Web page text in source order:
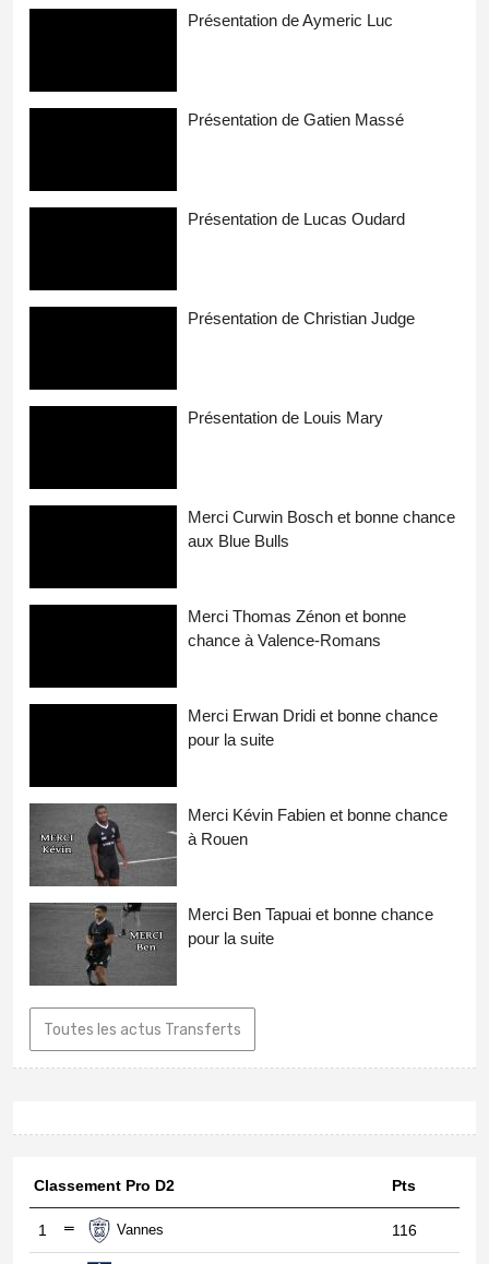
Présentation de Aymeric Luc
Présentation de Gatien Massé
Présentation de Lucas Oudard
Présentation de Christian Judge
Présentation de Louis Mary
Merci Curwin Bosch et bonne chance
aux Blue Bulls
Merci Thomas Zénon et bonne
chance à Valence-Romans
Merci Erwan Dridi et bonne chance
pour la suite
Merci Kévin Fabien et bonne chance
à Rouen
Merci Ben Tapuai et bonne chance
pour la suite
Toutes les actus Transferts
Classement Pro D2 Pts
1 Vannes 116